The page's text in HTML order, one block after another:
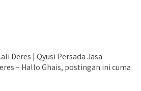
Deres | Qyusi Persada Jasa
– Hallo Ghais, postingan ini cuma